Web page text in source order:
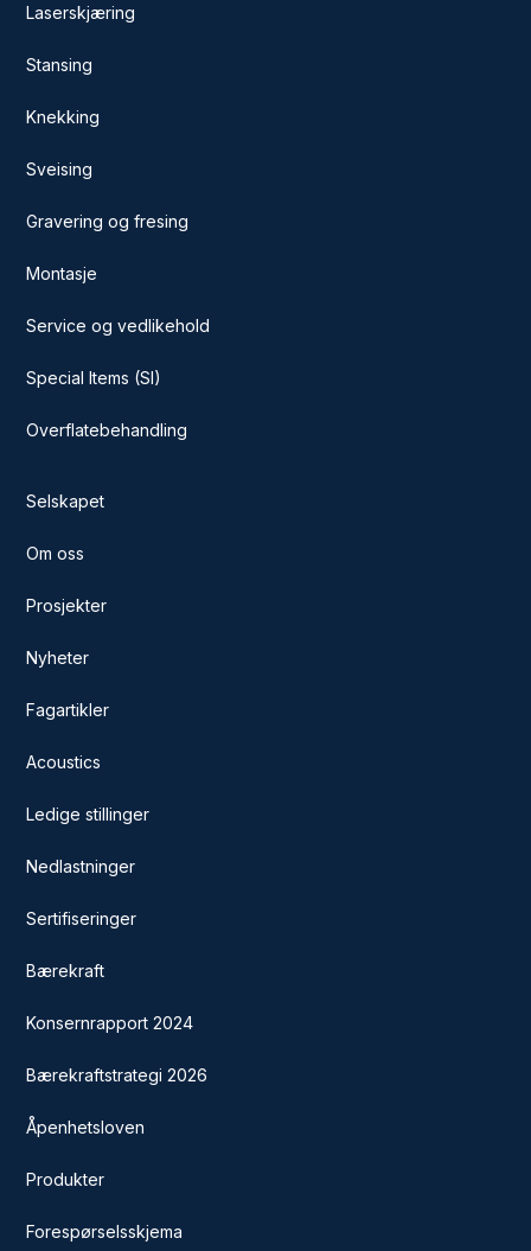
Laserskjæring
Stansing
Knekking
Sveising
Gravering og fresing
Montasje
Service og vedlikehold
Special Items (SI)
Overflatebehandling
Selskapet
Om oss
Prosjekter
Nyheter
Fagartikler
Acoustics
Ledige stillinger
Nedlastninger
Sertifiseringer
Bærekraft
Konsernrapport 2024
Bærekraftstrategi 2026
Åpenhetsloven
Produkter
Forespørselsskjema